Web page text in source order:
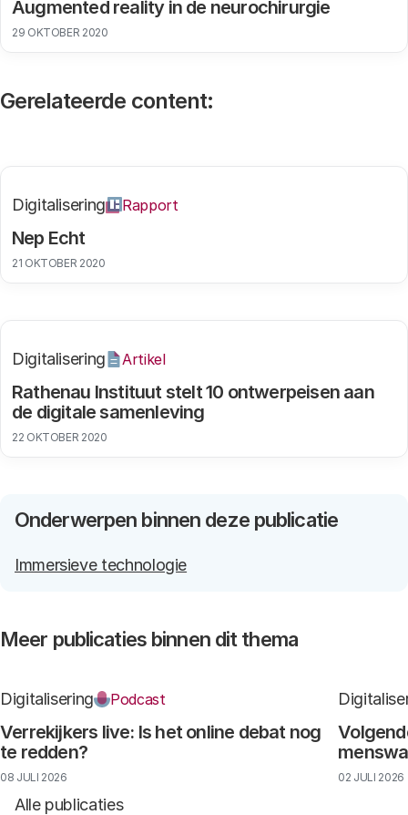
Augmented reality in de neurochirurgie
29 OKTOBER 2020
Gerelateerde content:
Nep Echt
Digitalisering Rapport
21 OKTOBER 2020
Rathenau Instituut stelt 10 ontwerpeisen aan
de digitale samenleving
Digitalisering Artikel
22 OKTOBER 2020
Onderwerpen binnen deze publicatie
Immersieve technologie
Meer publicaties binnen dit thema
Alle publicaties
Verrekijkers live: Is het online debat nog
te redden?
Digitalisering Podcast
08 JULI 2026 02 JULI 2026